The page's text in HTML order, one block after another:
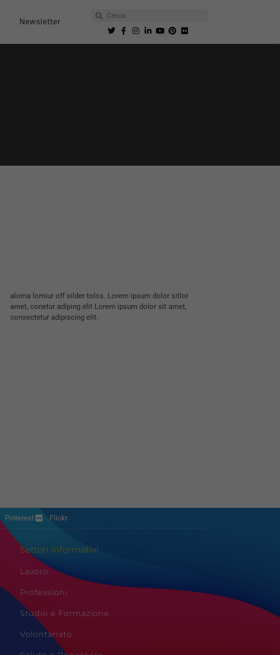
Newsletter
consectetur adipiscing elit.
Pinterest Flickr
Settori Informativi
Lavoro
Professioni
Studio e Formazione
Volontariato